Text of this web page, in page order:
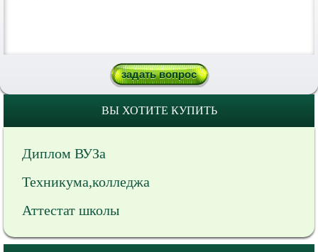
ВЫ ХОТИТЕ КУПИТЬ
Диплом ВУЗа
Техникума,колледжа
Аттестат школы